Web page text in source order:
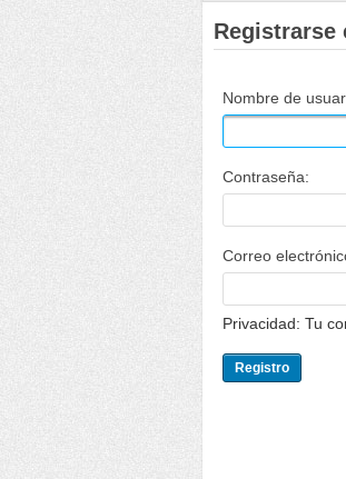
Registrarse
Nombre de
Contraseña:
Correo
Privacidad: Tu